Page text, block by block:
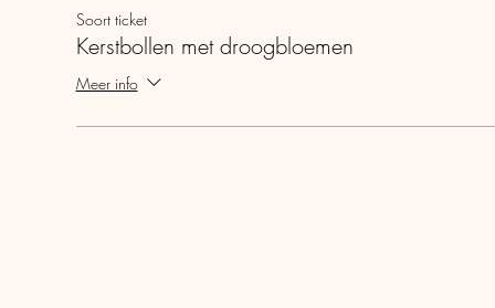
Soort ticket
Kerstbollen met droogbloemen
Meer info